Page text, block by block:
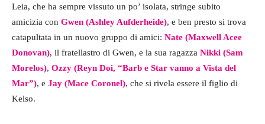
Leia, che ha sempre vissuto un po’ isolata, stringe subito
amicizia con Gwen (Ashley Aufderheide), e ben presto si trova
catapultata in un nuovo gruppo di amici: Nate (Maxwell Acee
Donovan), il fratellastro di Gwen, e la sua ragazza Nikki (Sam
Morelos), Ozzy (Reyn Doi, “Barb e Star vanno a Vista del
Mar”), e Jay (Mace Coronel), che si rivela essere il figlio di
Kelso.